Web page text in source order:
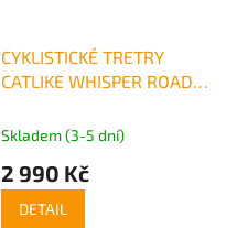
CYKLISTICKÉ TRETRY
CATLIKE WHISPER ROAD
Skladem (3-5 dní)
2 990 Kč
DETAIL